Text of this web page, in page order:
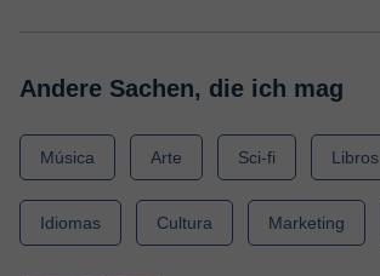
Andere Sachen, die ich mag
Música Arte Sci-fi Libros
Idiomas Cultura Marketing